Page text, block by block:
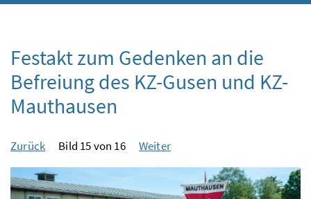
Festakt zum Gedenken an die
Befreiung des KZ-Gusen und KZ-
Mauthausen
Zurück Bild 15 von 16 Weiter